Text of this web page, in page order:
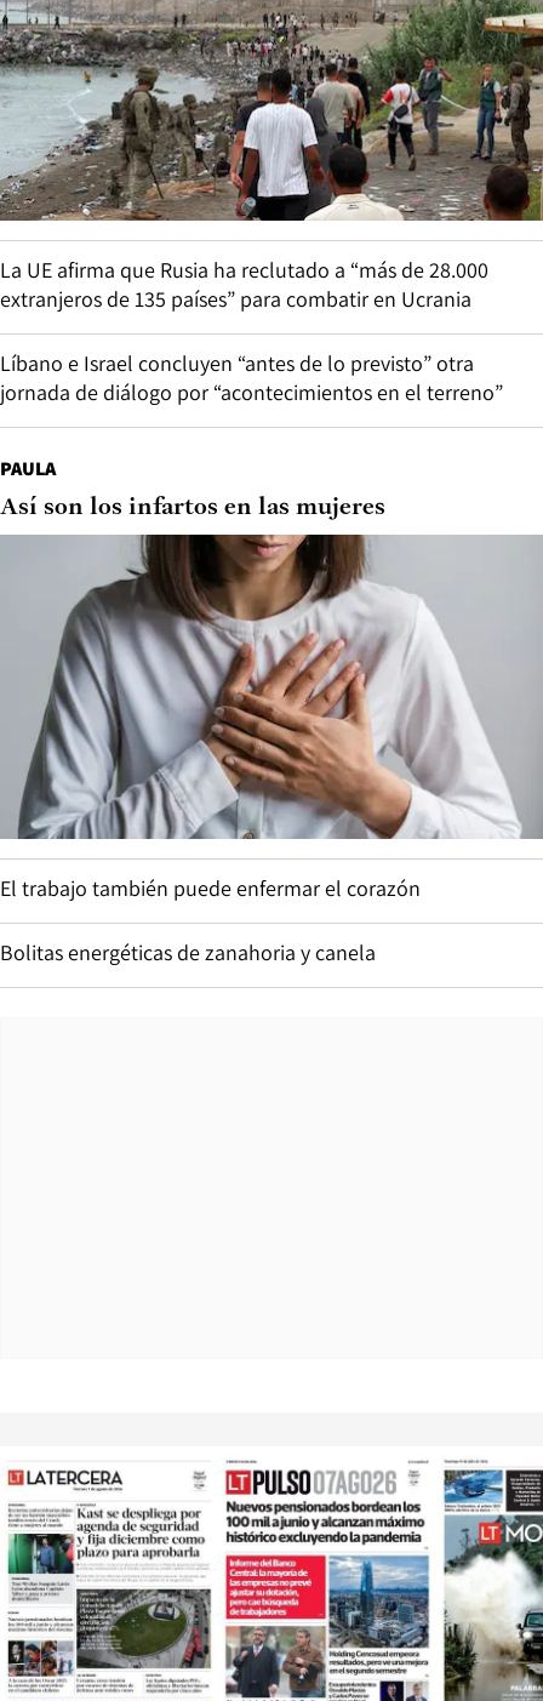
La UE afirma que Rusia ha reclutado a “más de 28.000
extranjeros de 135 países” para combatir en Ucrania
Líbano e Israel concluyen “antes de lo previsto” otra
jornada de diálogo por “acontecimientos en el terreno”
PAULA
Así son los infartos en las mujeres
El trabajo también puede enfermar el corazón
Bolitas energéticas de zanahoria y canela
Opens in new window Opens in